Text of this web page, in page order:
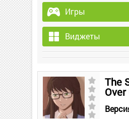
Игры
Виджеты
The
Over